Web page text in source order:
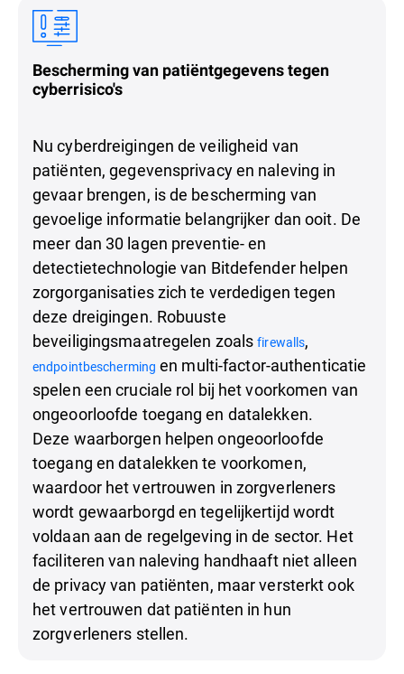
Bescherming van patiëntgegevens tegen
cyberrisico's
Nu cyberdreigingen de veiligheid van
patiënten, gegevensprivacy en naleving in
gevaar brengen, is de bescherming van
gevoelige informatie belangrijker dan ooit. De
meer dan 30 lagen preventie- en
detectietechnologie van Bitdefender helpen
zorgorganisaties zich te verdedigen tegen
deze dreigingen. Robuuste
beveiligingsmaatregelen zoalsfirewalls,
endpointbescherming en multi-factor-authenticatie
spelen een cruciale rol bij het voorkomen van
ongeoorloofde toegang en datalekken.
Deze waarborgen helpen ongeoorloofde
toegang en datalekken te voorkomen,
waardoor het vertrouwen in zorgverleners
wordt gewaarborgd en tegelijkertijd wordt
voldaan aan de regelgeving in de sector. Het
faciliteren van naleving handhaaft niet alleen
de privacy van patiënten, maar versterkt ook
het vertrouwen dat patiënten in hun
zorgverleners stellen.